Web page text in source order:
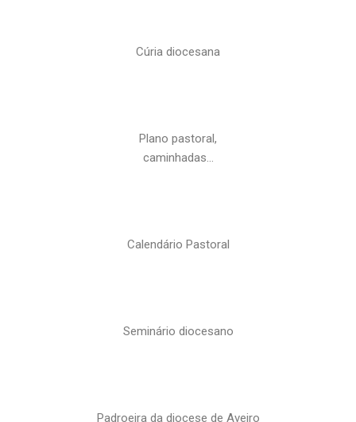
Cúria diocesana
Plano pastoral,
caminhadas…
Calendário Pastoral
Seminário diocesano
Padroeira da diocese de Aveiro